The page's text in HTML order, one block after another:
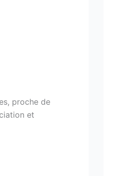
proche de
et